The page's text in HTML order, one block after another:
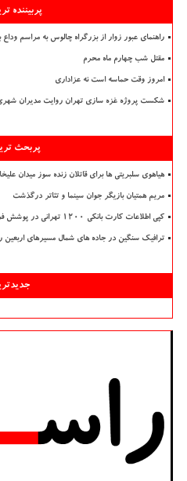
پربیننده
راهنمای عبور زوار از بزرگراه چالوس به مراسم وداع
مقتل شب چهارم ماه محرم
امروز وقت حماسه است نه عزاداری
شکست پروژه غزه سازی تهران روایت مدیران
پربحث
هیاهوی سلبریتی ها برای قاتلان زنده سوز میدان
مریم همتیان بازیگر جوان سینما و تئاتر درگذشت
کپی اطلاعات کارت بانکی ۱۲۰۰ تهرانی در پوشش فروشنده میوه
ترافیک سنگین در جاده های شمال مسیرهای اربعین